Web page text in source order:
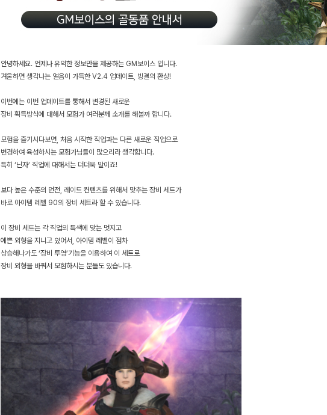
안녕하세요. 언제나 유익한 정보만을 제공하는 GM보이스 입니다.
겨울하면 생각나는 얼음이 가득한 V2.4 업데이트, 빙결의 환상!
이번에는 이번 업데이트를 통해서 변경된 새로운
장비 획득방식에 대해서 모험가 여러분께 소개를 해볼까 합니다.
모험을 즐기시다보면, 처음 시작한 직업과는 다른 새로운 직업으로
변경하여 육성하시는 모험가님들이 많으리라 생각합니다.
특히 ‘닌자’ 직업에 대해서는 더더욱 말이죠!
보다 높은 수준의 던전, 레이드 컨텐츠를 위해서 맞추는 장비 세트가
바로 아이템 레벨 90의 장비 세트라 할 수 있습니다.
이 장비 세트는 각 직업의 특색에 맞는 멋지고
예쁜 외형을 지니고 있어서, 아이템 레벨이 점차
상승해나가도 ‘장비 투영’기능을 이용하여 이 세트로
장비 외형을 바꿔서 모험하시는 분들도 있습니다.